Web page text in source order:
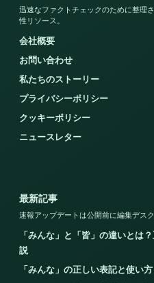
迅速なファクトチェックのために整理
性リソース。
会社概要
お問い合わせ
私たちのストーリー
プライバシーポリシー
クッキーポリシー
ニュースレター
最新記事
速報アップデートは公開前に編集デスク
「みんな」と「皆」の違いとは
説
「みんな」の正しい表記と使い